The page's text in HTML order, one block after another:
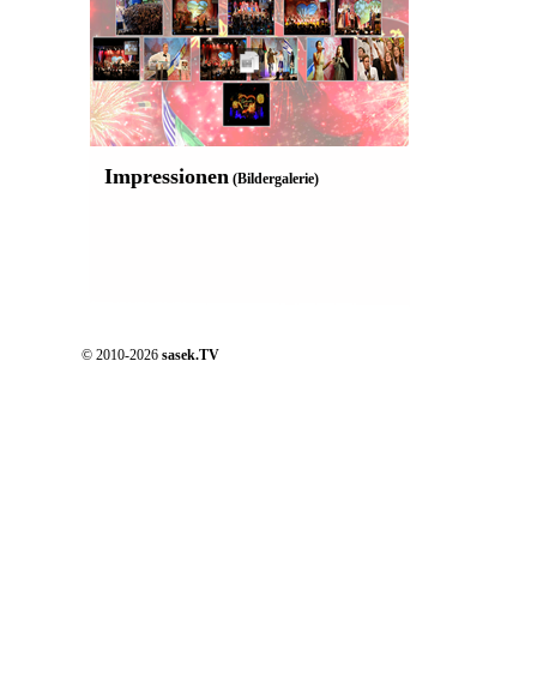
Impressionen (Bildergalerie)
© 2010-2026 sasek.TV